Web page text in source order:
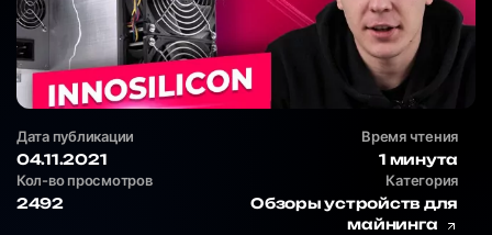
Дата публикации
04.11.2021
Время чтения
1 минута
Кол-во просмотров
2492
Категория
Обзоры устройств для
майнинга